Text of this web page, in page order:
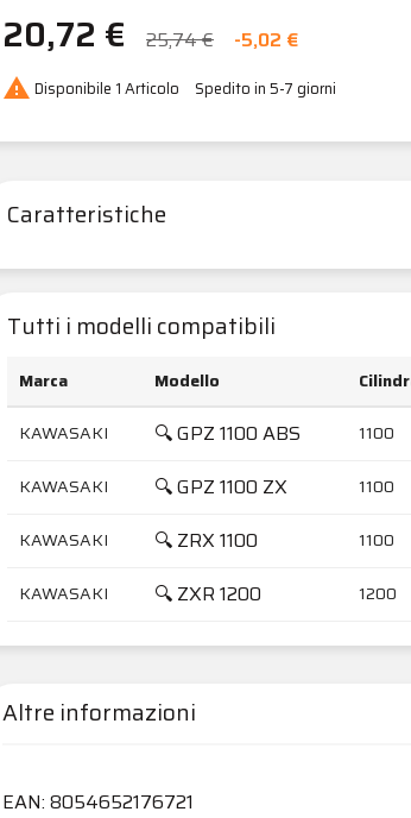
20,72 € 25,74 € -5,02 €
 Disponibile 1 Articolo Spedito in 5-7 giorni
Caratteristiche
Tutti i modelli compatibili
Marca Modello
KAWASAKI
🔍 GPZ 1100 ABS 1100
KAWASAKI 🔍 GPZ 1100 ZX 1100
KAWASAKI 🔍 ZRX 1100 1100
KAWASAKI 🔍 ZXR 1200 1200
Altre informazioni
EAN: 8054652176721